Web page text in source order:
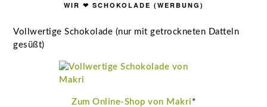
WIR ❤ SCHOKOLADE (WERBUNG)
Vollwertige Schokolade (nur mit getrockneten Datteln
gesüßt)
Zum Online-Shop von Makri *